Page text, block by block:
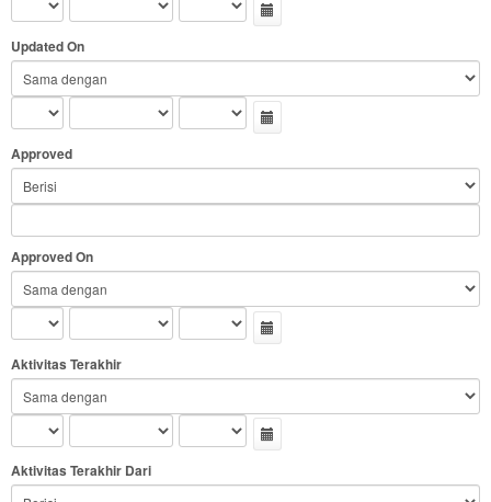
Updated On
Approved
Approved On
Aktivitas Terakhir
Aktivitas Terakhir Dari